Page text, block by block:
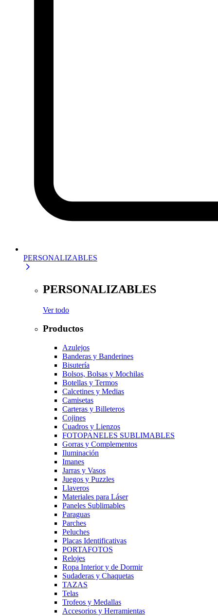
PERSONALIZABLES
PERSONALIZABLES
Ver todo
Productos
Azulejos
Banderas y Banderines
Bisutería
Bolsos, Bolsas y Mochilas
Botellas y Termos
Calcetines y Medias
Camisetas
Carteras y Billeteros
Cojines
Cuadros y Lienzos
FOTOPANELES SUBLIMABLES
Gorras y Complementos
Iluminación
Imanes
Jarras y Vasos
Juegos y Puzzles
Llaveros
Materiales para Láser
Paneles Sublimables
Paraguas
Parches
Peluches
Placas Identificativas
PORTAFOTOS
Relojes
Ropa Interior y de Dormir
Sudaderas y Chaquetas
TAZAS
Telas
Trofeos y Medallas
Accesorios y Herramientas